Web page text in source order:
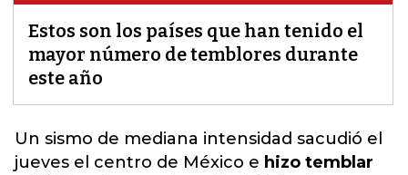
Estos son los países que han tenido el
mayor número de temblores durante
este año
Un sismo de mediana intensidad sacudió el
jueves el centro de México e hizo temblar